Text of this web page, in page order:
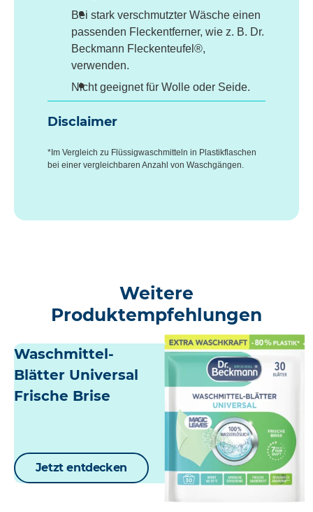
Bei stark verschmutzter Wäsche einen
passenden Fleckentferner, wie z. B. Dr.
Beckmann Fleckenteufel®,
verwenden.
Nicht geeignet für Wolle oder Seide.
Disclaimer
*Im Vergleich zu Flüssigwaschmitteln in Plastikflaschen
bei einer vergleichbaren Anzahl von Waschgängen.
Weitere
Produktempfehlungen
Waschmittel-
Blätter Universal
Frische Brise
Jetzt entdecken